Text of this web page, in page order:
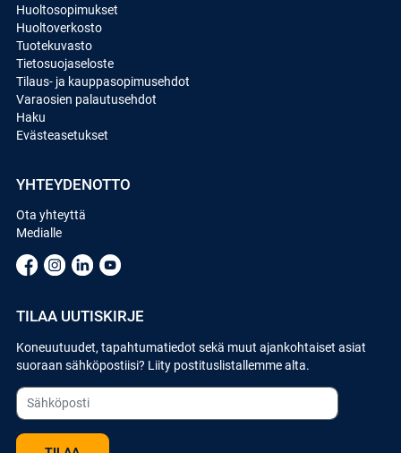
Huoltosopimukset
Huoltoverkosto
Tuotekuvasto
Tietosuojaseloste
Tilaus- ja kauppasopimusehdot
Varaosien palautusehdot
Haku
Evästeasetukset
YHTEYDENOTTO
Ota yhteyttä
Medialle
TILAA UUTISKIRJE
Koneuutuudet, tapahtumatiedot sekä muut ajankohtaiset asiat
suoraan sähköpostiisi? Liity postituslistallemme alta.